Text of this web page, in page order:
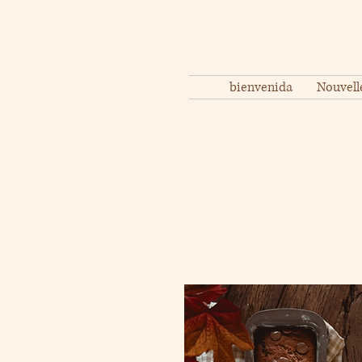
bienvenida